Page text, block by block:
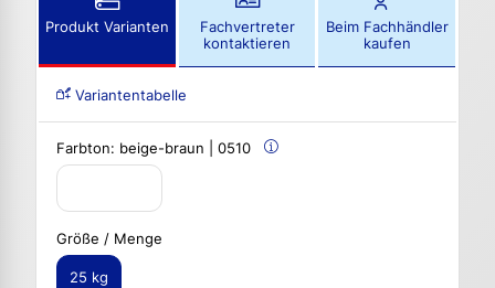
Produkt Varianten
Fachvertreter
kontaktieren
Beim Fachhändler
kaufen
Variantentabelle
Farbton: beige-braun | 0510
Größe / Menge
25 kg